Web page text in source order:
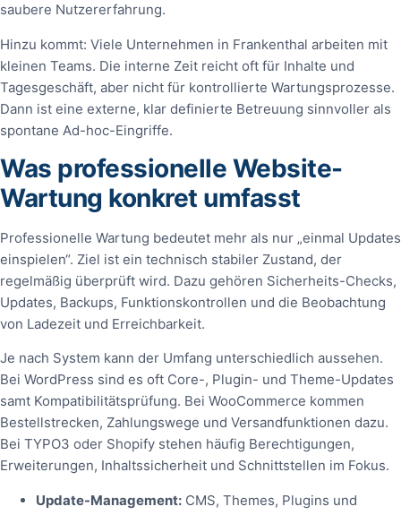
saubere Nutzererfahrung.
Hinzu kommt: Viele Unternehmen in Frankenthal arbeiten mit
kleinen Teams. Die interne Zeit reicht oft für Inhalte und
Tagesgeschäft, aber nicht für kontrollierte Wartungsprozesse.
Dann ist eine externe, klar definierte Betreuung sinnvoller als
spontane Ad-hoc-Eingriffe.
Was professionelle Website-
Wartung konkret umfasst
Professionelle Wartung bedeutet mehr als nur „einmal Updates
einspielen“. Ziel ist ein technisch stabiler Zustand, der
regelmäßig überprüft wird. Dazu gehören Sicherheits-Checks,
Updates, Backups, Funktionskontrollen und die Beobachtung
von Ladezeit und Erreichbarkeit.
Je nach System kann der Umfang unterschiedlich aussehen.
Bei WordPress sind es oft Core-, Plugin- und Theme-Updates
samt Kompatibilitätsprüfung. Bei WooCommerce kommen
Bestellstrecken, Zahlungswege und Versandfunktionen dazu.
Bei TYPO3 oder Shopify stehen häufig Berechtigungen,
Erweiterungen, Inhaltssicherheit und Schnittstellen im Fokus.
Update-Management: CMS, Themes, Plugins und